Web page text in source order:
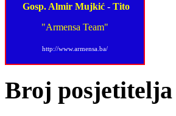
Gosp. Almir Mujkić - Tito
"Armensa Team"
http://www.armensa.ba/
Broj posjetitelja